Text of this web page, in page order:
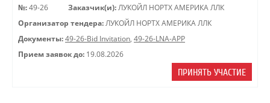
№: 49-26 Заказчик(и): ЛУКОЙЛ НОРТХ АМЕРИКА ЛЛК
Организатор тендера: ЛУКОЙЛ НОРТХ АМЕРИКА ЛЛК
Документы: 49-26-Bid Invitation, 49-26-LNA-APP
Прием заявок до: 19.08.2026
ПРИНЯТЬ УЧАСТИЕ